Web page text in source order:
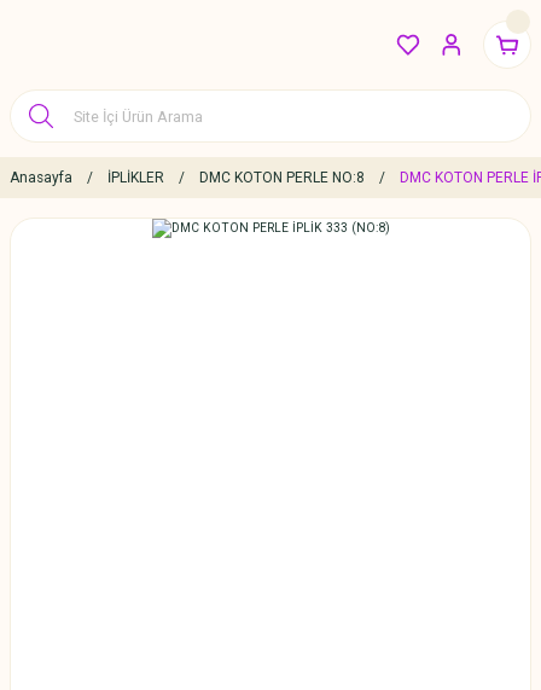
Anasayfa İPLİKLER DMC KOTON PERLE NO:8 DMC KOTON PERLE